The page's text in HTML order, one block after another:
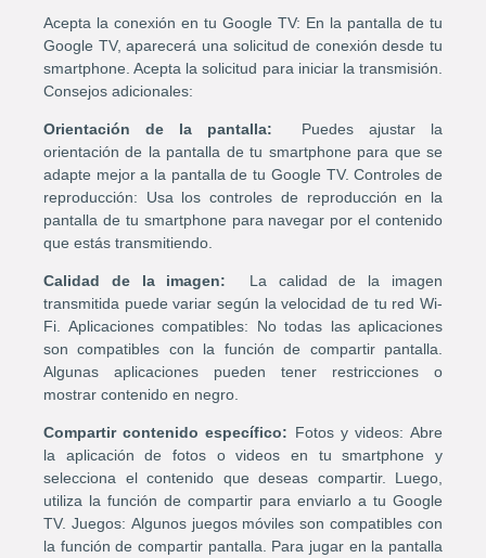
Acepta la conexión en tu Google TV: En la pantalla de tu
Google TV, aparecerá una solicitud de conexión desde tu
smartphone. Acepta la solicitud para iniciar la transmisión.
Consejos adicionales:
Orientación de la pantalla: Puedes ajustar la
orientación de la pantalla de tu smartphone para que se
adapte mejor a la pantalla de tu Google TV. Controles de
reproducción: Usa los controles de reproducción en la
pantalla de tu smartphone para navegar por el contenido
que estás transmitiendo.
Calidad de la imagen: La calidad de la imagen
transmitida puede variar según la velocidad de tu red Wi-
Fi. Aplicaciones compatibles: No todas las aplicaciones
son compatibles con la función de compartir pantalla.
Algunas aplicaciones pueden tener restricciones o
mostrar contenido en negro.
Compartir contenido específico: Fotos y videos: Abre
la aplicación de fotos o videos en tu smartphone y
selecciona el contenido que deseas compartir. Luego,
utiliza la función de compartir para enviarlo a tu Google
TV. Juegos: Algunos juegos móviles son compatibles con
la función de compartir pantalla. Para jugar en la pantalla